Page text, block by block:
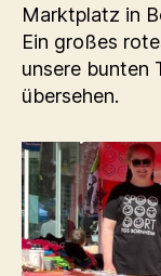
Marktplatz in
Ein großes
unsere bunten
übersehen.